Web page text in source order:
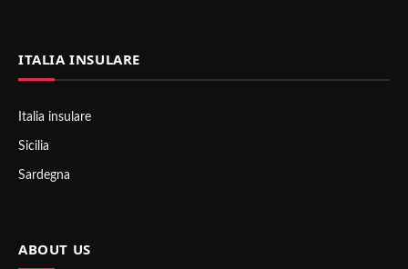
ITALIA INSULARE
Italia insulare
Sicilia
Sardegna
ABOUT US